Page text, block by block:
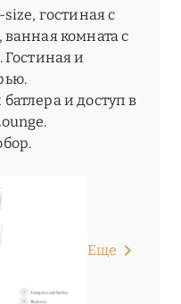
гостиная с
комната с
Гостиная и
и доступ в
Еще